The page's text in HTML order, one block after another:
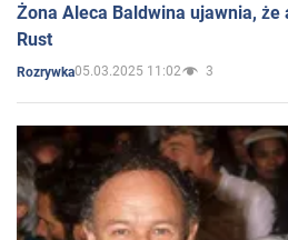
Żona Aleca Baldwina ujawnia,
Rust
Rozrywka05.03.2025 11:02 3